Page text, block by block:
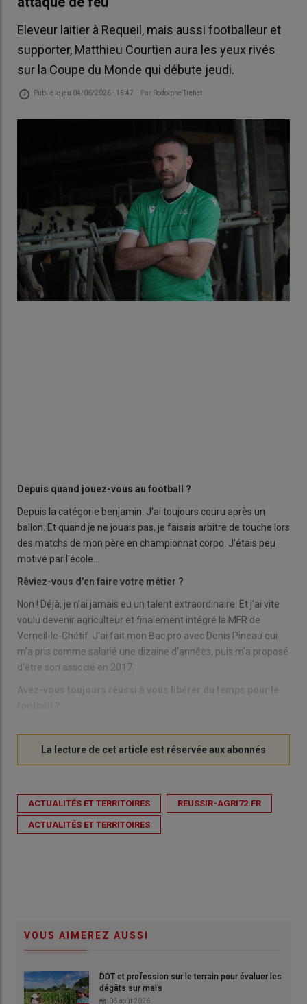
Eleveur laitier à Requeil, mais aussi footballeur et
supporter, Matthieu Courtien aura les yeux rivés
sur la Coupe du Monde qui débute jeudi.
Publié le jeu 04/06/2026 - 15:47 - Par Rodolphe Trehet
Depuis quand jouez-vous au football ?
Depuis la catégorie benjamin. J'ai toujours couru après un
ballon. Et quand je ne jouais pas, je faisais arbitre de touche lors
des matchs de mon père en championnat corpo. J'étais peu
motivé par l'école...
Rêviez-vous d'en faire votre métier ?
Non ! Déjà, je n'ai jamais eu un talent extraordinaire. Et j'ai vite
voulu devenir agriculteur et finalement intégré la MFR de
Verneil-le-Chétif. J'ai fait mon Bac pro avec Denis Pineau qui
m'a pris comme salarié une dizaine d'années, puis m'a proposé
d'être son associé en 2017.
Avez-vous toujours réussi à vous libérer du temps pour le
ACTUALITÉS ET TERRITOIRES REUSSIR-AGRI72.FR
ACTUALITÉS ET TERRITOIRES
VOUS AIMEREZ AUSSI
DDT et profession sur le terrain pour évaluer les
dégâts sur maïs
06 août 2026